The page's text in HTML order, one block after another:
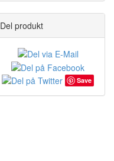
Del produkt
Save